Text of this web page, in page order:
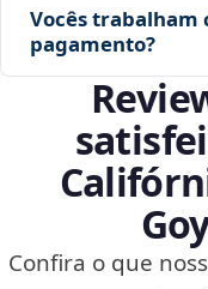
Vocês trabalham
pagamento?
Confira o que